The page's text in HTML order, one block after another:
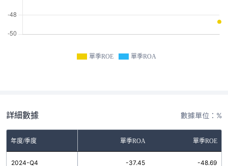
單季ROE 單季ROA
詳細數據 數據單位：%
年度/季度 單季ROA 單季ROE
2024-Q4 -37.45 -48.69